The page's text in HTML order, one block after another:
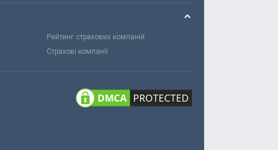
Рейтинг страхових компаній
Страхові компанії